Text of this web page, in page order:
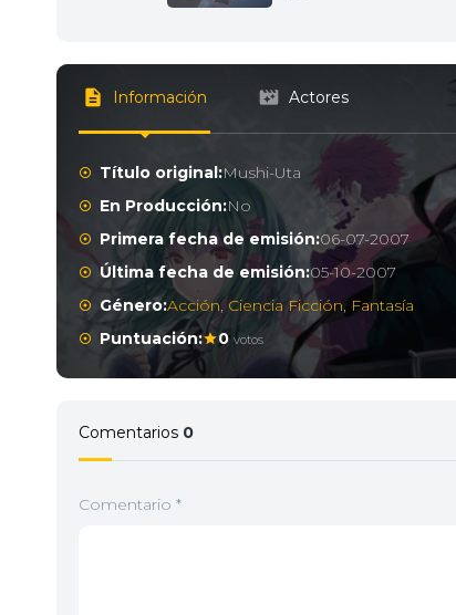
Información Actores
Título original:Mushi-Uta
En Producción:No
Primera fecha de emisión:06-07-2007
Última fecha de emisión:05-10-2007
Género:Acción,Ciencia Ficción, Fantasía
Puntuación:
0 votos
Comentarios 0
Comentario *